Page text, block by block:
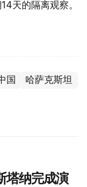
天的隔离观察。
国 哈萨克斯坦
塔纳完成演